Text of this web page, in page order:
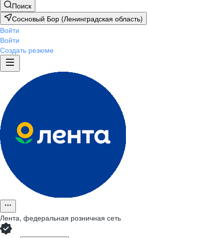
Поиск
Сосновый Бор (Ленинградская область)
Войти
Войти
Создать резюме
Лента, федеральная розничная сеть